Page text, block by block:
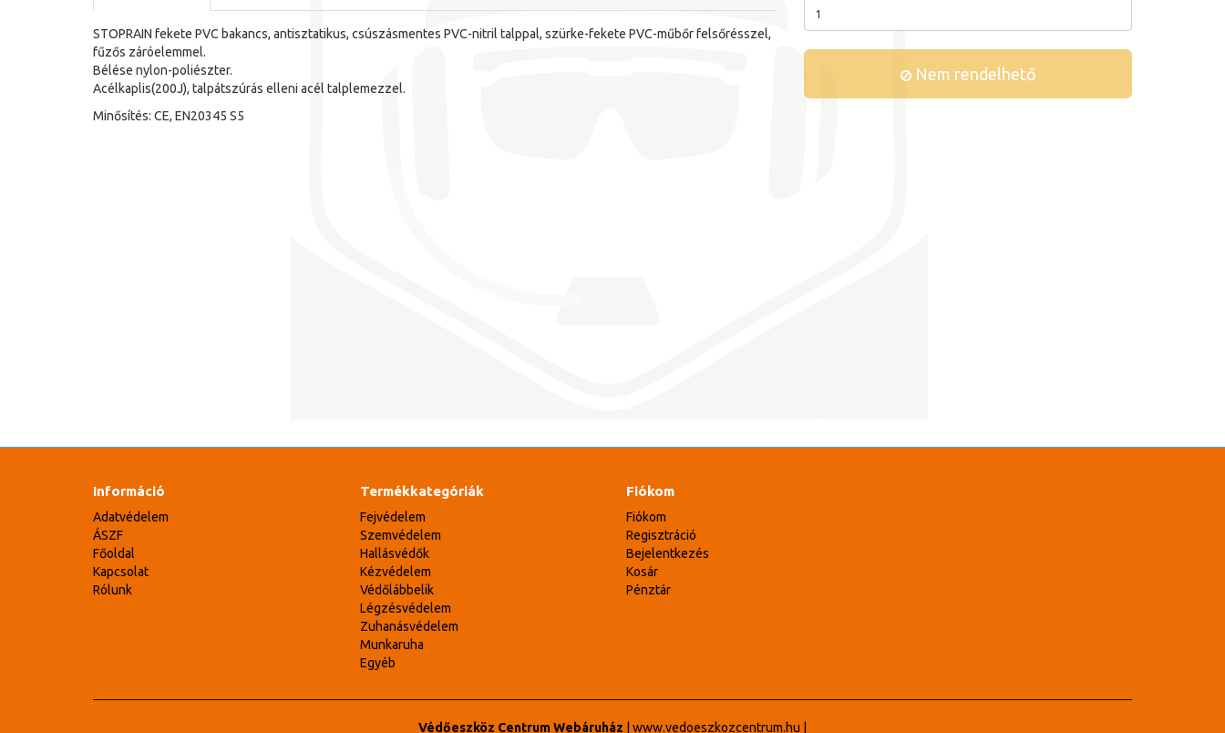
STOPRAIN fekete PVC bakancs, antisztatikus, csúszásmentes PVC-nitril talppal, szürke-fekete PVC-műbőr felsőrésszel,
fűzős záróelemmel.
Bélése nylon-poliészter.
Acélkaplis(200J), talpátszúrás elleni acél talplemezzel.
Minősítés: CE, EN20345 S5
Nem rendelhető
Információ
Adatvédelem
ÁSZF
Főoldal
Kapcsolat
Rólunk
Termékkategóriák
Fejvédelem
Szemvédelem
Hallásvédők
Kézvédelem
Védőlábbelik
Légzésvédelem
Zuhanásvédelem
Munkaruha
Egyéb
Fiókom
Fiókom
Regisztráció
Bejelentkezés
Kosár
Pénztár
Védőeszköz Centrum Webáruház www.vedoeszkozcentrum.hu